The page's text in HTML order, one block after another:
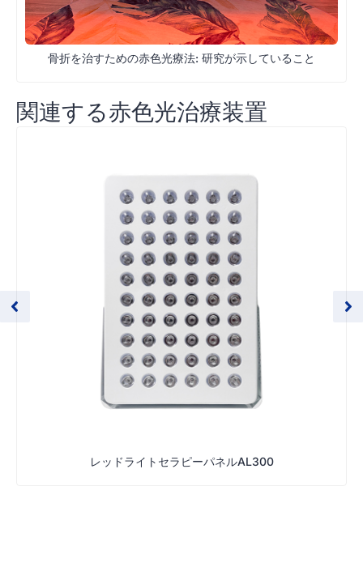
骨折を治すための赤色光療法: 研究が示していること
関連する赤色光治療装置
レッドライトセラピーパネルAL300